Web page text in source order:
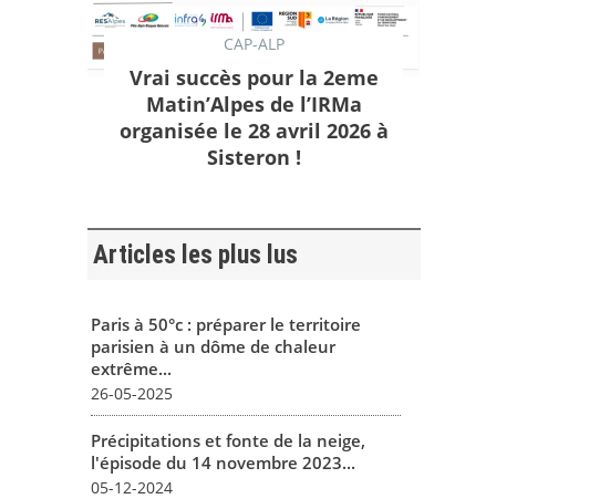
CAP-ALP
Vrai succès pour la 2eme
Matin’Alpes de l’IRMa
organisée le 28 avril 2026 à
Sisteron !
Articles les plus lus
Paris à 50°c : préparer le territoire
parisien à un dôme de chaleur
extrême...
26-05-2025
Précipitations et fonte de la neige,
l'épisode du 14 novembre 2023...
05-12-2024